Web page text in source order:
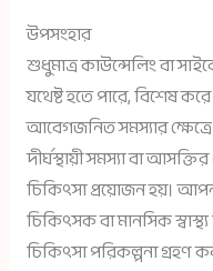
উপসংহার
শুধুমাত্র কাউন্সেলিং বা
যথেষ্ট হতে পারে, বিশেষ
আবেগজনিত সমস্যার
দীর্ঘস্থায়ী সমস্যা বা
চিকিৎসা প্রয়োজন হয়।
চিকিৎসক বা মানসিক
চিকিৎসা পরিকল্পনা গ্রহণ